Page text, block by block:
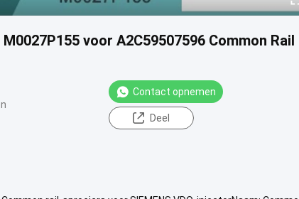
voor A2C59507596 Common Rail
Contact opnemen
Deel